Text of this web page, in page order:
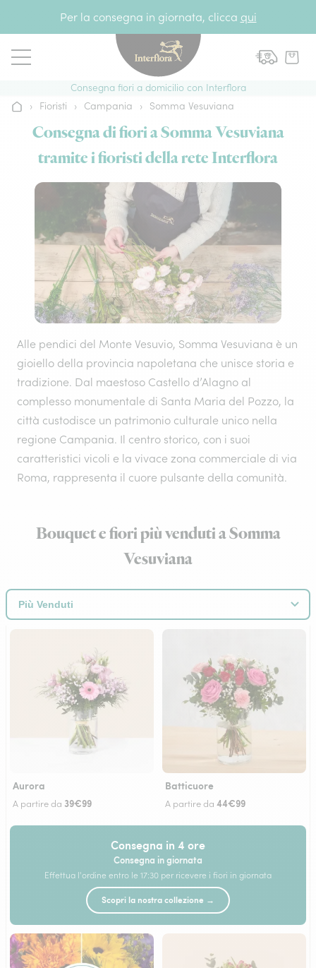
Per la consegna in giornata, clicca qui
Consegna fiori a domicilio con Interflora
Home› Fioristi › Campania › Somma Vesuviana
Consegna di fiori a Somma Vesuviana
tramite i fioristi della rete Interflora
Alle pendici del Monte Vesuvio, Somma Vesuviana è un
gioiello della provincia napoletana che unisce storia e
tradizione. Dal maestoso Castello d’Alagno al
complesso monumentale di Santa Maria del Pozzo, la
città custodisce un patrimonio culturale unico nella
regione Campania. Il centro storico, con i suoi
caratteristici vicoli e la vivace zona commerciale di via
Roma, rappresenta il cuore pulsante della comunità.
Bouquet e fiori più venduti a Somma
Vesuviana
Aurora
A partire da 39€99
Batticuore
A partire da 44€99
Consegna in 4 ore
Consegna in giornata
Effettua l'ordine entro le 17:30 per ricevere i fiori in giornata
Scopri la nostra collezione →